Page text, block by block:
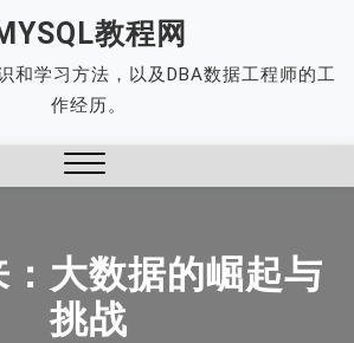
教程网
和学习方法，以及DBA数据工程师的工
作经历。
大数据的崛起与
挑战